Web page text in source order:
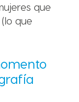
que
que